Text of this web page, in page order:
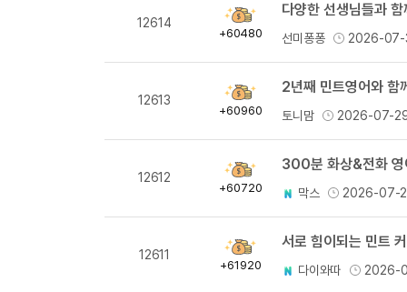
12614
획
득
+60480
다양한 선생님들과
선미퐁퐁 2026-
12613
획
득
+60960
2년째 민트영어와 함
토니맘 2026-07-
12612
획
득
+60720
300분 화상&전화 영
막스 2026-07-
12611
획
득
+61920
서로 힘이되는 민트
다이와따 2026-